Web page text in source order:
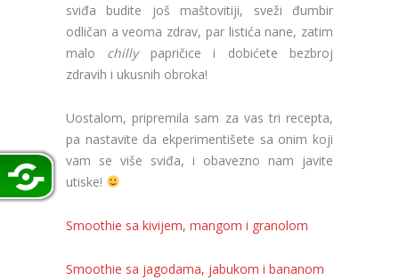
sviđa budite još maštovitiji, sveži đumbir
odličan a veoma zdrav, par listića nane, zatim
malo chillypapričice i dobićete bezbroj
zdravih i ukusnih obroka!
Uostalom, pripremila sam za vas tri recepta,
pa nastavite da ekperimentišete sa onim koji
vam se više sviđa, i obavezno nam javite
utiske!
Smoothie sa kivijem, mangom i granolom
Smoothie sa jagodama, jabukom i bananom